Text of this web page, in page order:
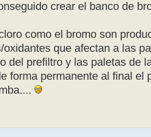
crear el banco de
como el bromo son
oxidantes que afectan a las
del prefiltro y las paletas de
forma permanente al final el